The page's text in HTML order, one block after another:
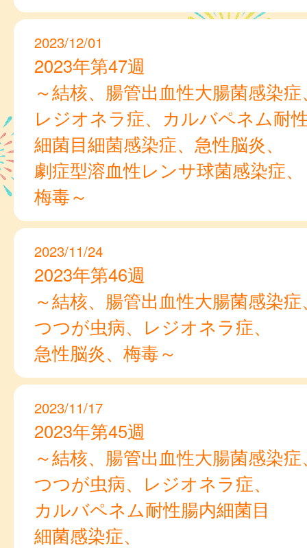
2023/12/01
2023年第47週
～結核、腸管出血性大腸菌感染症
レジオネラ症、カルバペネム耐
細菌目細菌感染症、急性脳炎、
劇症型溶血性レンサ球菌感染症、
梅毒～
2023/11/24
2023年第46週
～結核、腸管出血性大腸菌感染症
つつが虫病、レジオネラ症、
急性脳炎、梅毒～
2023/11/17
2023年第45週
～結核、腸管出血性大腸菌感染症
つつが虫病、レジオネラ症、
カルバペネム耐性腸内細菌目
細菌感染症、